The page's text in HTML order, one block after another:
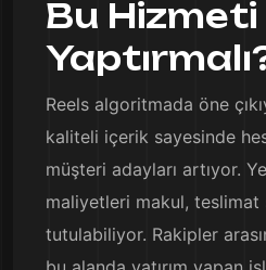
Bu Hizmeti
Reels algoritmada öne
kaliteli içerik sayesinde
müşteri adayları artıyor.
maliyetleri makul, teslimat
tutulabiliyor. Rakipler